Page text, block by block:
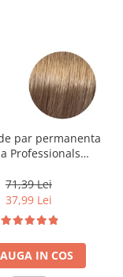
par permanenta
Professionals
Natural, 60
ml
71,39 Lei
37,99 Lei
IN COS